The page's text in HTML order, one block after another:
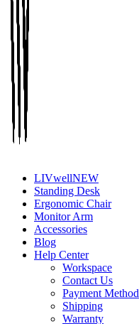
LIVwellNEW
Standing Desk
Ergonomic Chair
Monitor Arm
Accessories
Blog
Help Center
Workspace
Contact Us
Payment Method
Shipping
Warranty